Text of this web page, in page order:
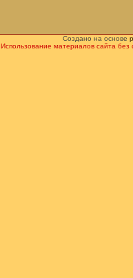
Создано на основе
Использование материалов сайта